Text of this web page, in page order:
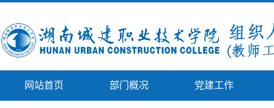
网站首页 部门概况 党建工作